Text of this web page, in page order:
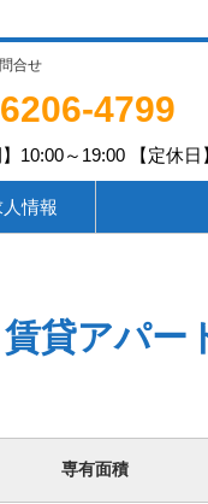
合せ
4799
】10:00～19:00 【定休
情報
貸アパー
専有面積